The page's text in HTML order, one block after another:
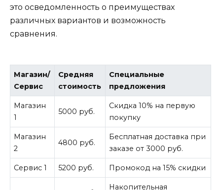
это осведомленность о преимуществах
различных вариантов и возможность
сравнения.
Магазин/
Сервис
Средняя
стоимость
Специальные
предложения
Магазин
1
5000 руб.
Скидка 10% на первую
покупку
Магазин
2
4800 руб.
Бесплатная доставка при
заказе от 3000 руб.
Сервис 1 5200 руб. Промокод на 15% скидки
Накопительная